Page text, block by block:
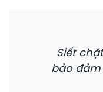
Siết
bảo